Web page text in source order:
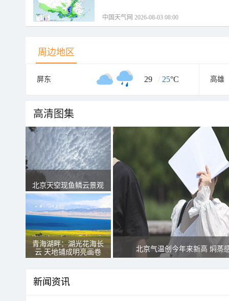
中国天气网 2026-08-03 08:00
周边地区
屏东 29 / 25°C 高雄
高清图集
北京天空现鱼鳞云景观
青海湖畔：湖光花海长
云 天地铺成明亮画卷
北京气温创今年来新高 焖蒸
新闻资讯